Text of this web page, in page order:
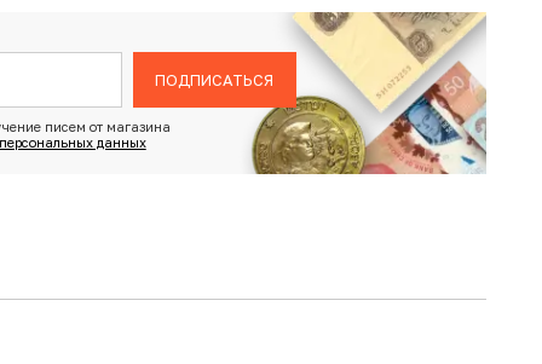
ПОДПИСАТЬСЯ
писем от магазина
данных